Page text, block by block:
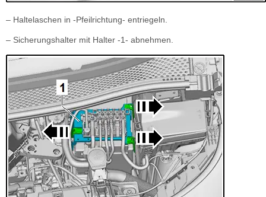
– Haltelaschen in -Pfeilrichtung- entriegeln.
– Sicherungshalter mit Halter -1- abnehmen.